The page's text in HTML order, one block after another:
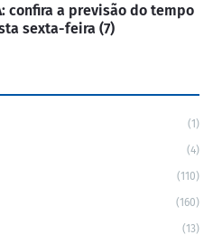
confira a previsão do tempo
sexta-feira (7)
(1)
(4)
(110)
(160)
(13)